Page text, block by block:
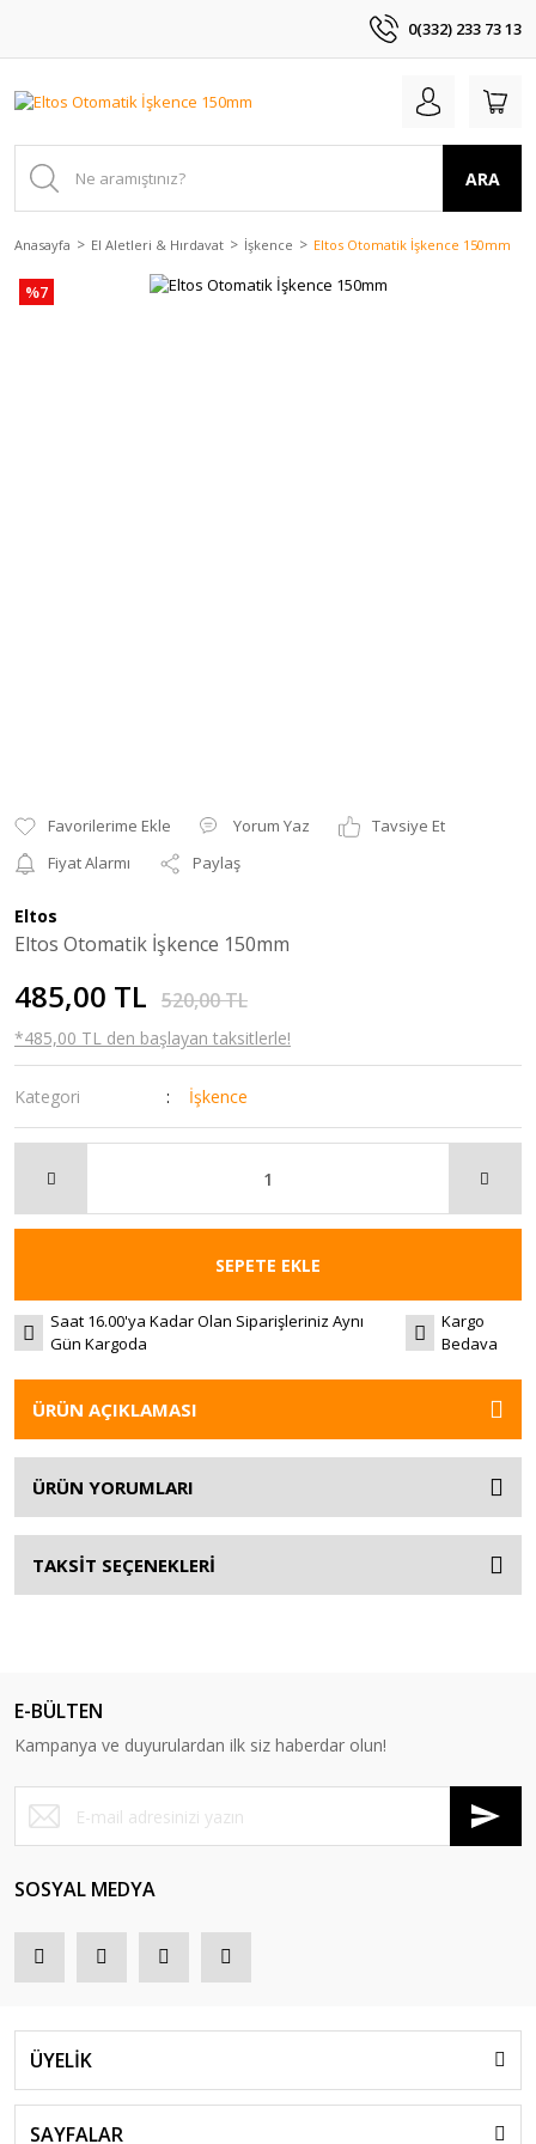
0(332) 233 73 13
ARA
Anasayfa El Aletleri & Hırdavat İşkence Eltos Otomatik İşkence 150mm
%7
Yorum Yaz
Tavsiye Et
Fiyat Alarmı
Paylaş
Eltos
Eltos Otomatik İşkence 150mm
485,00 TL 520,00 TL
*485,00 TL den başlayan taksitlerle!
Kategori İşkence
SEPETE EKLE
Saat 16.00'ya Kadar Olan Siparişleriniz Aynı
Gün Kargoda
Kargo
Bedava
ÜRÜN AÇIKLAMASI
ÜRÜN YORUMLARI
TAKSİT SEÇENEKLERİ
E-BÜLTEN
Kampanya ve duyurulardan ilk siz haberdar olun!
SOSYAL MEDYA
ÜYELİK
SAYFALAR